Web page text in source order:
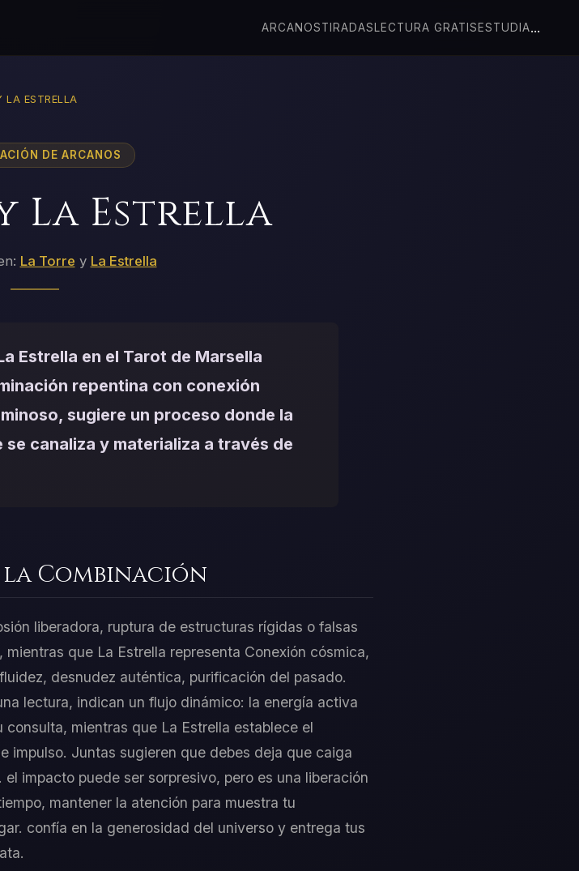
ARCANOSTIRADAS LECTURA GRATIS ESTUDIA...
LA ESTRELLA
DE ARCANOS
La Estrella
La Torre y La Estrella
Estrella en el Tarot de Marsella
repentina con conexión
sugiere un proceso donde la
canaliza y materializa a través de
Combinación
liberadora, ruptura de estructuras rígidas o falsas
que La Estrella representa Conexión cósmica,
desnudez auténtica, purificación del pasado.
lectura, indican un flujo dinámico: la energía activa
mientras que La Estrella establece el
impulso. Juntas sugieren que debes deja que caiga
impacto puede ser sorpresivo, pero es una liberación
mantener la atención para muestra tu
confía en la generosidad del universo y entrega tus